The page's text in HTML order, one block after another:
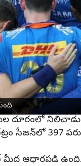
ఐపీఎల్ ట్రోఫీ
మరోసారి టైటిల్
చేసి గత సీజన్‌లో
దూరంలో
సీజన్‌లో 397
ఆధారపడి